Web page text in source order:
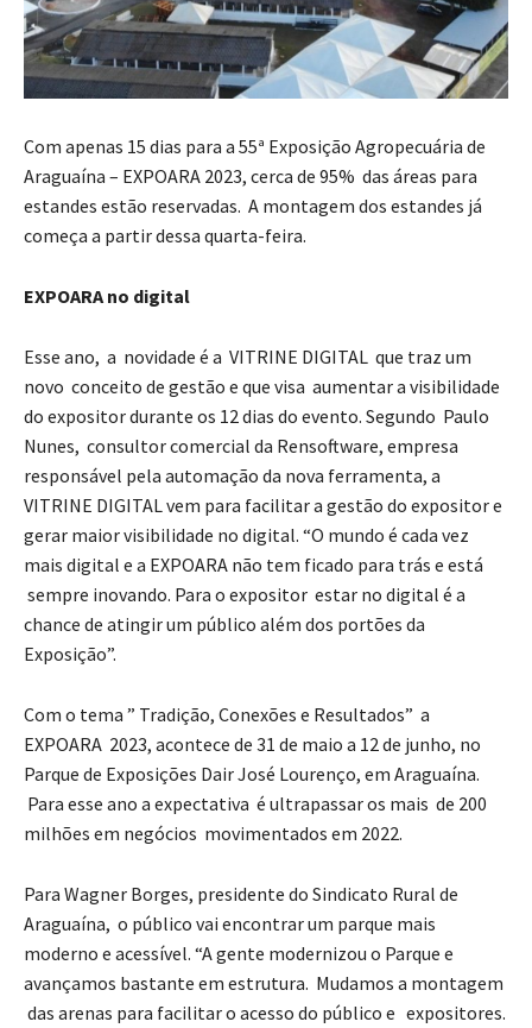
Com apenas 15 dias para a 55ª Exposição Agropecuária de
Araguaína – EXPOARA 2023, cerca de 95% das áreas para
estandes estão reservadas. A montagem dos estandes já
começa a partir dessa quarta-feira.
EXPOARA no digital
Esse ano, a novidade é a VITRINE DIGITAL que traz um
novo conceito de gestão e que visa aumentar a visibilidade
do expositor durante os 12 dias do evento. Segundo Paulo
Nunes, consultor comercial da Rensoftware, empresa
responsável pela automação da nova ferramenta, a
VITRINE DIGITAL vem para facilitar a gestão do expositor e
gerar maior visibilidade no digital. “O mundo é cada vez
mais digital e a EXPOARA não tem ficado para trás e está
sempre inovando. Para o expositor estar no digital é a
chance de atingir um público além dos portões da
Exposição”.
Com o tema ” Tradição, Conexões e Resultados” a
EXPOARA 2023, acontece de 31 de maio a 12 de junho, no
Parque de Exposições Dair José Lourenço, em Araguaína.
Para esse ano a expectativa é ultrapassar os mais de 200
milhões em negócios movimentados em 2022.
Para Wagner Borges, presidente do Sindicato Rural de
Araguaína, o público vai encontrar um parque mais
moderno e acessível. “A gente modernizou o Parque e
avançamos bastante em estrutura. Mudamos a montagem
das arenas para facilitar o acesso do público e expositores.